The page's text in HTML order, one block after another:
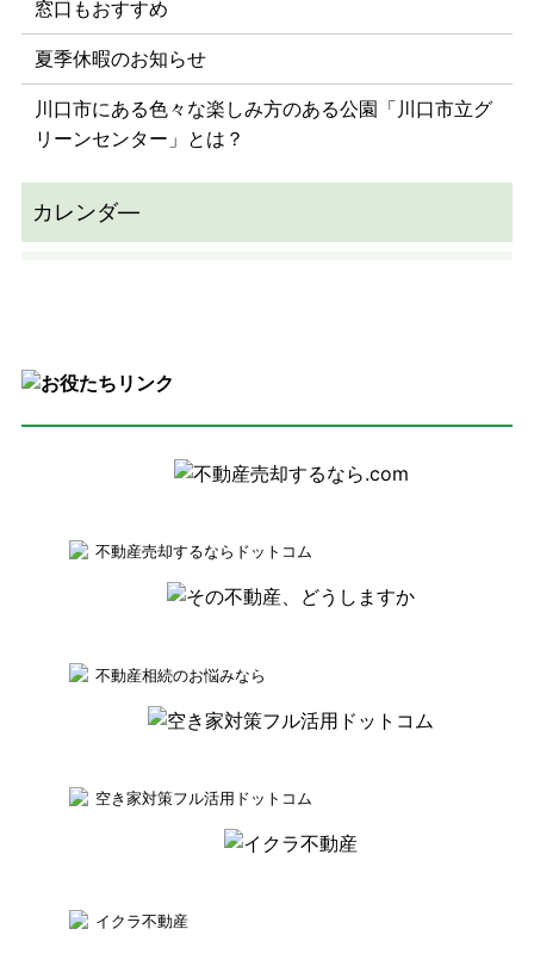
窓口もおすすめ
夏季休暇のお知らせ
川口市にある色々な楽しみ方のある公園「川口市立グ
リーンセンター」とは？
不動産売却するならドットコム
不動産相続のお悩みなら
空き家対策フル活用ドットコム
イクラ不動産